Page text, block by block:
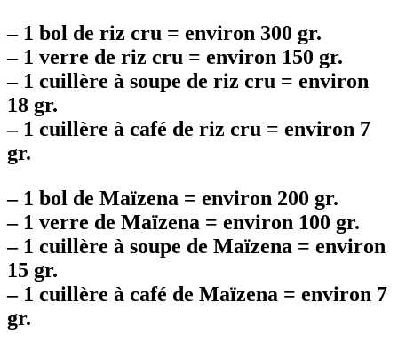
–1 bol de riz cru = environ 300 gr.
–1 verre de riz cru = environ 150 gr.
–1 cuillère à soupe de riz cru = environ
18 gr.
–1 cuillère à café de riz cru = environ 7
gr.
–1 bol de Maïzena = environ 200 gr.
–1 verre de Maïzena = environ 100 gr.
–1 cuillère à soupe de Maïzena = environ
15 gr.
–1 cuillère à café de Maïzena = environ 7
gr.